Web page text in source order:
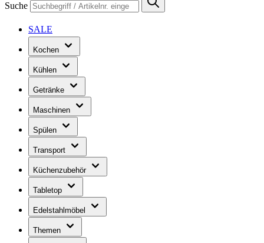
Suche
SALE
Kochen
Kühlen
Getränke
Maschinen
Spülen
Transport
Küchenzubehör
Tabletop
Edelstahlmöbel
Themen